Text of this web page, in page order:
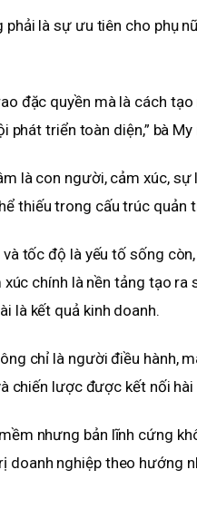
phải là sự ưu tiên cho phụ
đặc quyền mà là cách
phát triển toàn diện,” bà My
là con người, cảm xúc, sự
thiếu trong cấu trúc quản
tốc độ là yếu tố sống
chính là nền tảng tạo
là kết quả kinh doanh.
chỉ là người điều hành,
chiến lược được kết nối hài
nhưng bản lĩnh cứng
nghiệp theo hướng